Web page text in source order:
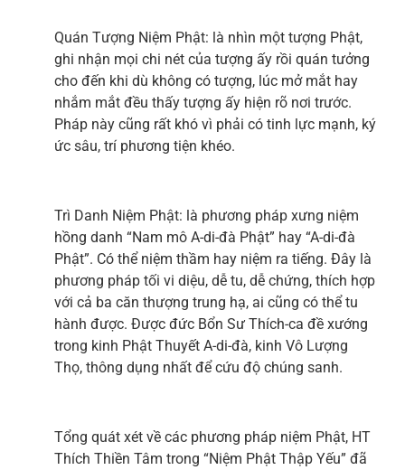
Quán Tượng Niệm Phật: là nhìn một tượng Phật,
ghi nhận mọi chi nét của tượng ấy rồi quán tưởng
cho đến khi dù không có tượng, lúc mở mắt hay
nhắm mắt đều thấy tượng ấy hiện rõ nơi trước.
Pháp này cũng rất khó vì phải có tinh lực mạnh, ký
ức sâu, trí phương tiện khéo.
Trì Danh Niệm Phật: là phương pháp xưng niệm
hồng danh “Nam mô A-di-đà Phật” hay “A-di-đà
Phật”. Có thể niệm thầm hay niệm ra tiếng. Đây là
phương pháp tối vi diệu, dễ tu, dễ chứng, thích hợp
với cả ba căn thượng trung hạ, ai cũng có thể tu
hành được. Được đức Bổn Sư Thích-ca đề xướng
trong kinh Phật Thuyết A-di-đà, kinh Vô Lượng
Thọ, thông dụng nhất để cứu độ chúng sanh.
Tổng quát xét về các phương pháp niệm Phật, HT
Thích Thiền Tâm trong “Niệm Phật Thập Yếu” đã